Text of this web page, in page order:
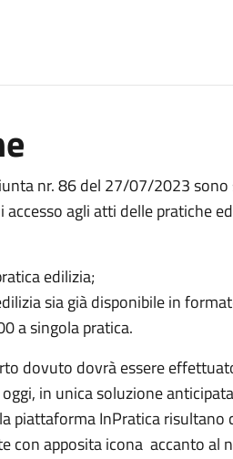
nr. 86 del 27/07/2023
accesso agli atti delle pratiche
edilizia;
sia già disponibile in
a singola pratica.
dovuto dovrà essere
in unica soluzione
piattaforma InPratica
con apposita icona accanto al